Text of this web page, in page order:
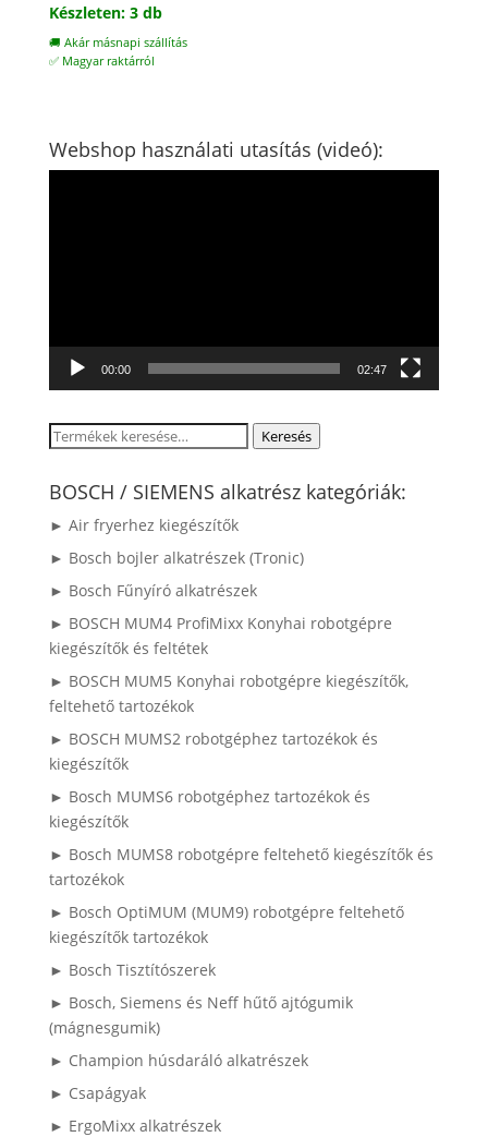
Készleten: 3 db
🚚 Akár másnapi szállítás
✅ Magyar raktárról
Webshop használati utasítás (videó):
00:00 02:47
Keresés
következőre:
Keresés
BOSCH / SIEMENS alkatrész kategóriák:
► Air fryerhez kiegészítők
► Bosch bojler alkatrészek (Tronic)
► Bosch Fűnyíró alkatrészek
► BOSCH MUM4 ProfiMixx Konyhai robotgépre
kiegészítők és feltétek
► BOSCH MUM5 Konyhai robotgépre kiegészítők,
feltehető tartozékok
► BOSCH MUMS2 robotgéphez tartozékok és
kiegészítők
► Bosch MUMS6 robotgéphez tartozékok és
kiegészítők
► Bosch MUMS8 robotgépre feltehető kiegészítők és
tartozékok
► Bosch OptiMUM (MUM9) robotgépre feltehető
kiegészítők tartozékok
► Bosch Tisztítószerek
► Bosch, Siemens és Neff hűtő ajtógumik
(mágnesgumik)
► Champion húsdaráló alkatrészek
► Csapágyak
► ErgoMixx alkatrészek